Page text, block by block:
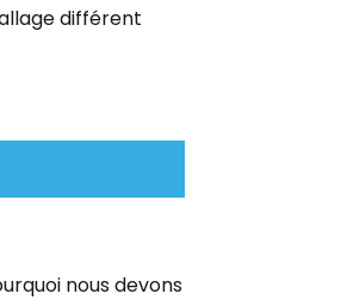
différent
nous devons